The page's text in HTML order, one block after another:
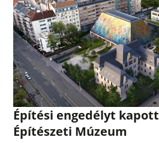
Építési engedélyt
Építészeti Múzeum